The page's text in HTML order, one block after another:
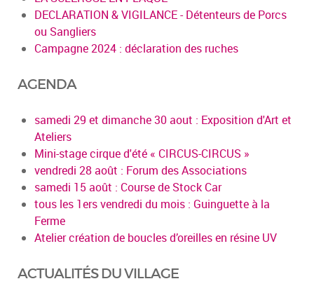
DECLARATION & VIGILANCE - Détenteurs de Porcs
ou Sangliers
Campagne 2024 : déclaration des ruches
AGENDA
samedi 29 et dimanche 30 aout : Exposition d'Art et
Ateliers
Mini-stage cirque d'été « CIRCUS-CIRCUS »
vendredi 28 août : Forum des Associations
samedi 15 août : Course de Stock Car
tous les 1ers vendredi du mois : Guinguette à la
Ferme
Atelier création de boucles d’oreilles en résine UV
ACTUALITÉS DU VILLAGE